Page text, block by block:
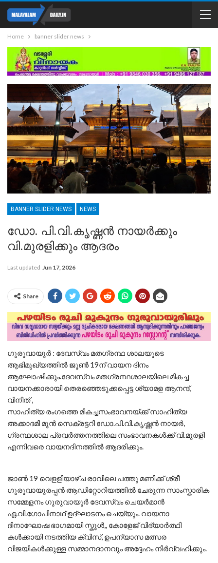
Home banner slider news
BANNER SLIDER NEWS NEWS
ഡോ. പി.വി.കൃഷ്ണൻ നായർക്കും
വി.മുരളിക്കും ആദരം
Last updated Jun 17, 2026
Share
ഗുരുവായൂർ : ദേവസ്വം മതഗ്രന്ഥ ശാലയുടെ
ആഭിമുഖ്യത്തിൽ ജൂൺ 19ന് വായന ദിനം
ആഘോഷിക്കും.ദേവസ്വം മതഗ്രന്ഥശാലയിലെ മികച്ച
വായനക്കാരായി തെരഞ്ഞെടുക്കപ്പെട്ട ശ്യാമള ആനന്ദ്,
വിനീത് ,
സാഹിത്യ രംഗത്തെ മികച്ചസംഭാവനയ്ക്ക് സാഹിത്യ
അക്കാദമി മുൻ സെക്രട്ടറി ഡോ.പി.വി.കൃഷ്ണൻ നായർ,
ഗ്രന്ഥശാല പ്രവർത്തനത്തിലെ സംഭാവനകൾക്ക് വി.മുരളി
എന്നിവരെ വായനദിനത്തിൽ ആദരിക്കും.
ജാൺ 19 വെളളിയാഴ്ച രാവിലെ പത്തു മണിക്ക് ശ്രീ
ഗുരുവായൂരപ്പൻ ആഡിറ്റോറിയത്തിൽ ചേരുന്ന സാംസ്കാരിക
സമ്മേളനം ഗുരുവായൂർ ദേവസ്വം ചെയർമാൻ
ഏ.വി.ഗോപിനാഥ് ഉദ്ഘാടനം ചെയ്യും. വായനാ
ദിനാഘോഷ ഭാഗമായി സ്കൂൾ,, കോളേജ് വിദ്യാർത്ഥി
കൾക്കായി നടത്തിയ ക്വിസ്, ഉപന്യാസ മത്സര
വിജയികൾക്കുള്ള സമ്മാനദാനവും അദ്ദേഹം നിർവ്വഹിക്കും.